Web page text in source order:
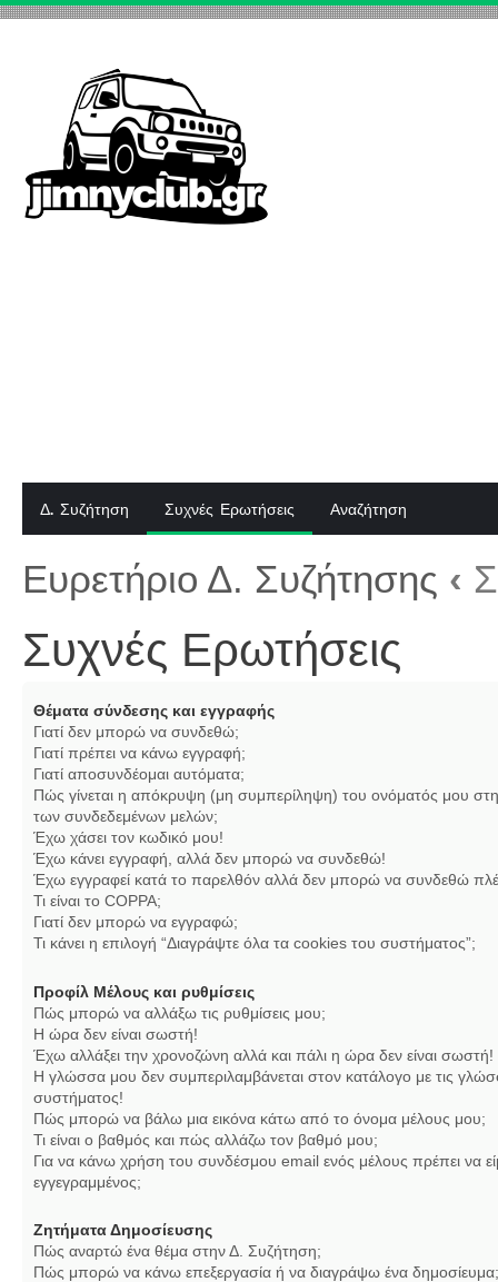
Δ. Συζήτηση Συχνές Ερωτήσεις Αναζήτηση
Ευρετήριο Δ. Συζήτησης ‹
Συχνές Ερωτήσεις
Θέματα σύνδεσης και εγγραφής
Γιατί δεν μπορώ να συνδεθώ;
Γιατί πρέπει να κάνω εγγραφή;
Γιατί αποσυνδέομαι αυτόματα;
Πώς γίνεται η απόκρυψη (μη συμπερίληψη) του ονόματός μου στη
των συνδεδεμένων μελών;
Έχω χάσει τον κωδικό μου!
Έχω κάνει εγγραφή, αλλά δεν μπορώ να συνδεθώ!
Έχω εγγραφεί κατά το παρελθόν αλλά δεν μπορώ να συνδεθώ
Τι είναι το COPPA;
Γιατί δεν μπορώ να εγγραφώ;
Τι κάνει η επιλογή “Διαγράψτε όλα τα cookies του συστήματος”;
Προφίλ Μέλους και ρυθμίσεις
Πώς μπορώ να αλλάξω τις ρυθμίσεις μου;
Η ώρα δεν είναι σωστή!
Έχω αλλάξει την χρονοζώνη αλλά και πάλι η ώρα δεν είναι σωστή!
Η γλώσσα μου δεν συμπεριλαμβάνεται στον κατάλογο με τις
συστήματος!
Πώς μπορώ να βάλω μια εικόνα κάτω από το όνομα μέλους μου;
Τι είναι ο βαθμός και πώς αλλάζω τον βαθμό μου;
Για να κάνω χρήση του συνδέσμου email ενός μέλους πρέπει να
εγγεγραμμένος;
Ζητήματα Δημοσίευσης
Πώς αναρτώ ένα θέμα στην Δ. Συζήτηση;
Πώς μπορώ να κάνω επεξεργασία ή να διαγράψω ένα δημοσίευμα;